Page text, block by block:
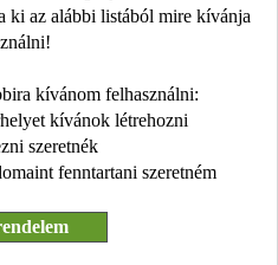
ki az alábbi listából mire kívánja
kívánom felhasználni:
kívánok létrehozni
szeretnék
fenntartani szeretném